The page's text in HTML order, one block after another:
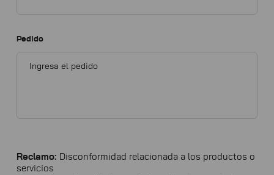
Pedido
Reclamo: Disconformidad relacionada a los productos o
servicios